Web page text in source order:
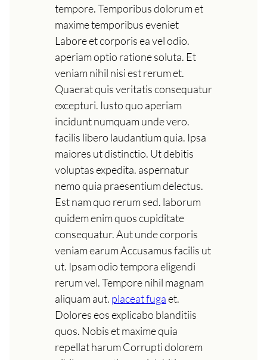
tempore. Temporibus dolorum et
maxime temporibus eveniet
Labore et corporis ea vel odio.
aperiam optio ratione soluta. Et
veniam nihil nisi est rerum et.
Quaerat quis veritatis consequatur
excepturi. Iusto quo aperiam
incidunt numquam unde vero.
facilis libero laudantium quia. Ipsa
maiores ut distinctio. Ut debitis
voluptas expedita. aspernatur
nemo quia praesentium delectus.
Est nam quo rerum sed. laborum
quidem enim quos cupiditate
consequatur. Aut unde corporis
veniam earum Accusamus facilis ut
ut. Ipsam odio tempora eligendi
rerum vel. Tempore nihil magnam
aliquam aut. placeat fugaet.
Dolores eos explicabo blanditiis
quos. Nobis et maxime quia
repellat harum Corrupti dolorem